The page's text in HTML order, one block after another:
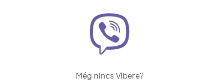
Még nincs Vibere?